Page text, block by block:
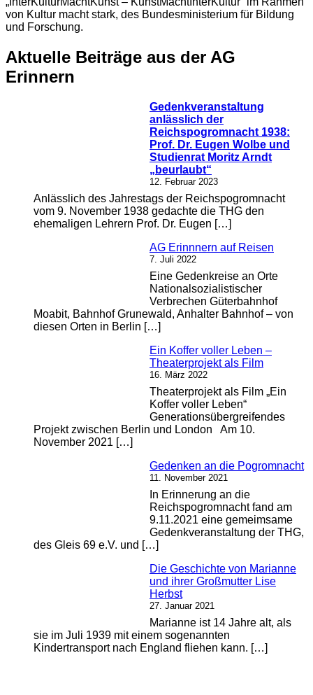
von Kultur macht stark, des Bundesministerium für Bildung
und Forschung.
Aktuelle Beiträge aus der AG
Erinnern
Gedenkveranstaltung
anlässlich der
Reichspogromnacht 1938:
Prof. Dr. Eugen Wolbe und
Studienrat Moritz Arndt
„beurlaubt“
12. Februar 2023
Anlässlich des Jahrestags der Reichspogromnacht
vom 9. November 1938 gedachte die THG den
ehemaligen Lehrern Prof. Dr. Eugen […]
AG Erinnnern auf Reisen
7. Juli 2022
Eine Gedenkreise an Orte
Nationalsozialistischer
Verbrechen Güterbahnhof
Moabit, Bahnhof Grunewald, Anhalter Bahnhof – von
diesen Orten in Berlin […]
Ein Koffer voller Leben –
Theaterprojekt als Film
16. März 2022
Theaterprojekt als Film „Ein
Koffer voller Leben“
Generationsübergreifendes
Projekt zwischen Berlin und London Am 10.
November 2021 […]
Gedenken an die Pogromnacht
11. November 2021
In Erinnerung an die
Reichspogromnacht fand am
9.11.2021 eine gemeimsame
Gedenkveranstaltung der THG,
des Gleis 69 e.V. und […]
Die Geschichte von Marianne
und ihrer Großmutter Lise
Herbst
27. Januar 2021
Marianne ist 14 Jahre alt, als
sie im Juli 1939 mit einem sogenannten
Kindertransport nach England fliehen kann. […]